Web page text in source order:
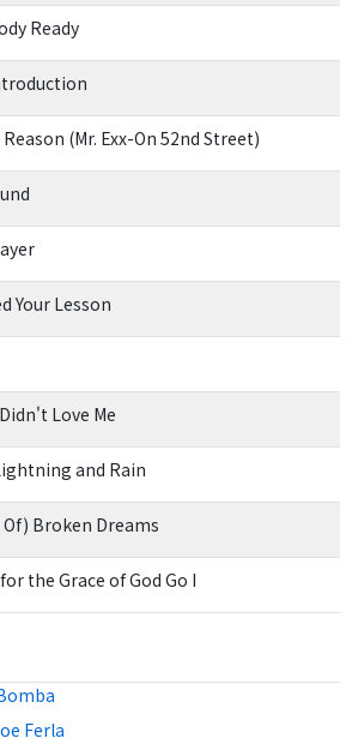
Ready
(Mr. Exx-On 52nd Street)
Your Lesson
Love Me
and Rain
Of) Broken Dreams
the Grace of God Go I
Ferla